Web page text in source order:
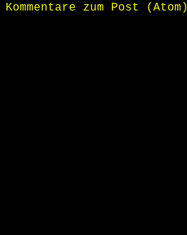
Kommentare zum Post